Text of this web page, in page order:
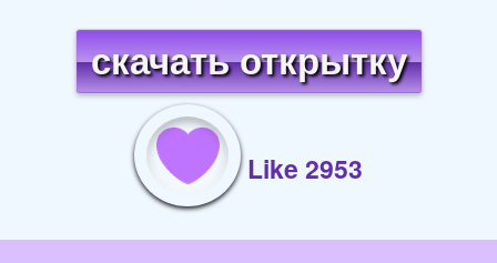
скачать открытку
Like 2953